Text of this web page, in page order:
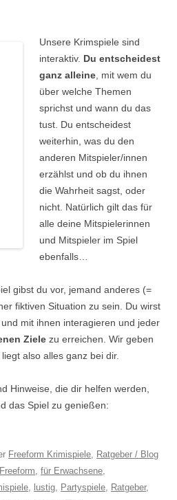
Unsere Krimspiele sind
interaktiv. Du entscheidest
ganz alleine, mit wem du
über welche Themen
sprichst und wann du das
tust. Du entscheidest
weiterhin, was du den
anderen Mitspieler/innen
erzählst und ob du ihnen
die Wahrheit sagst, oder
nicht. Natürlich gilt das für
alle deine Mitspielerinnen
und Mitspieler im Spiel
ebenfalls…
gibst du vor, jemand anderes (=
fiktiven Situation zu sein. Du wirst
mit ihnen interagieren und jeder
Ziele zu erreichen. Wir geben
also alles ganz bei dir.
Hinweise, die dir helfen werden,
das Spiel zu genießen:
Freeform Krimispiele, Ratgeber / Blog
Freeform, für Erwachsene,
, lustig, Partyspiele, Ratgeber,